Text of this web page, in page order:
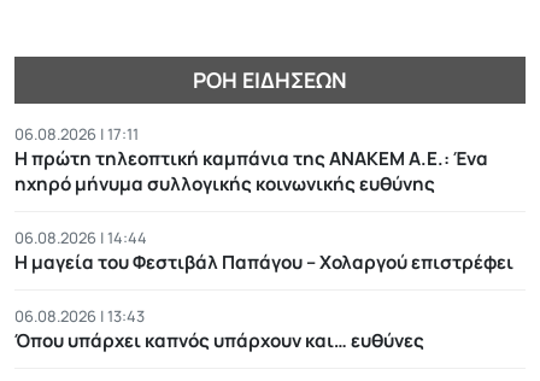
ΡΟΉ ΕΙΔΉΣΕΩΝ
06.08.2026 | 17:11
Η πρώτη τηλεοπτική καμπάνια της ΑΝΑΚΕΜ Α.Ε.: Ένα
ηχηρό μήνυμα συλλογικής κοινωνικής ευθύνης
06.08.2026 | 14:44
Η μαγεία του Φεστιβάλ Παπάγου – Χολαργού επιστρέφει
06.08.2026 | 13:43
Όπου υπάρχει καπνός υπάρχουν και… ευθύνες